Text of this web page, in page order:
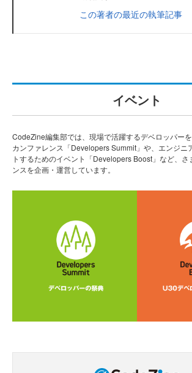
この著者の最近の執筆記事
イベント
CodeZine編集部では、現場で活躍するデベロッパー
カンファレンス「Developers Summit」や、エンジニ
トするためのイベント「Developers Boost」など、さ
ンスを企画・運営しています。